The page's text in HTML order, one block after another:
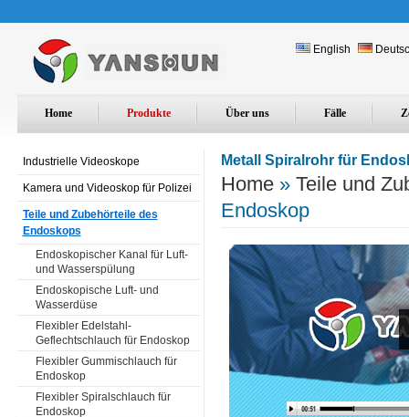
English
Home Produkte Über uns Fälle
Industrielle Videoskope
Kamera und Videoskop für Polizei
Teile und Zubehörteile des
Endoskops
Endoskopischer Kanal für Luft-
und Wasserspülung
Endoskopische Luft- und
Wasserdüse
Flexibler Edelstahl-
Geflechtschlauch für Endoskop
Flexibler Gummischlauch für
Endoskop
Flexibler Spiralschlauch für
Endoskop
Metall Spiralrohr für
Home» Teile und
Endoskop